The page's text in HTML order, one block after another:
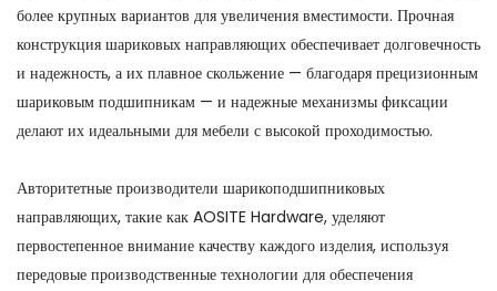
более крупных вариантов для увеличения вместимости. Прочная
конструкция шариковых направляющих обеспечивает долговечность
и надежность, а их плавное скольжение — благодаря прецизионным
шариковым подшипникам — и надежные механизмы фиксации
делают их идеальными для мебели с высокой проходимостью.
Авторитетные производители шарикоподшипниковых
направляющих, такие как AOSITE Hardware, уделяют
первостепенное внимание качеству каждого изделия, используя
передовые производственные технологии для обеспечения